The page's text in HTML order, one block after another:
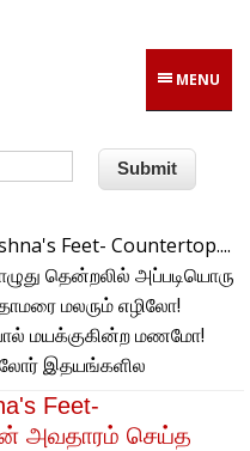
MENU
Feet- Countertop....
தென்றலில் அப்படியொரு
மலரும் எழிலோ!
மயக்குகின்ற மணமோ!
இதயங்களில
Feet-
அவதாரம் செய்த